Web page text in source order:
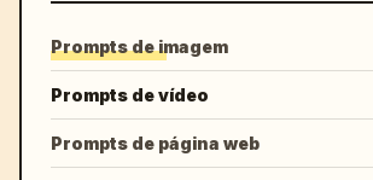
Prompts de imagem
Prompts de vídeo
Prompts de página web